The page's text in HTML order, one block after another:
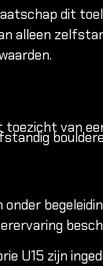
dit
alleen
van
U15 zijn